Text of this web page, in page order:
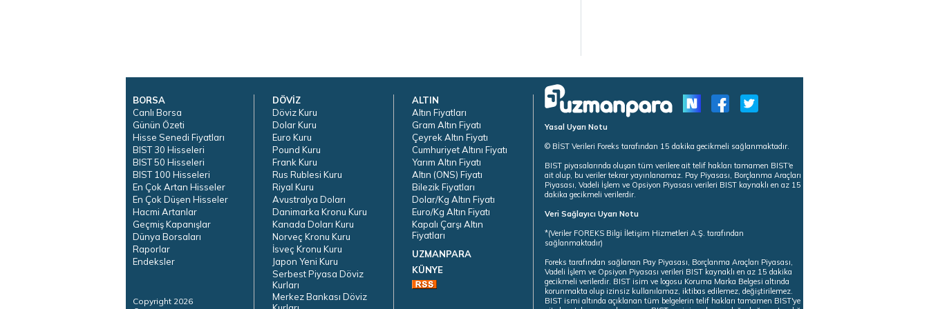
BORSA
Canlı Borsa
Günün Özeti
Hisse Senedi Fiyatları
BIST 30 Hisseleri
BIST 50 Hisseleri
BIST 100 Hisseleri
En Çok Artan Hisseler
En Çok Düşen Hisseler
Hacmi Artanlar
Geçmiş Kapanışlar
Dünya Borsaları
Raporlar
Endeksler
Copyright 2026
DÖVİZ
Döviz Kuru
Dolar Kuru
Euro Kuru
Pound Kuru
Frank Kuru
Rus Rublesi Kuru
Riyal Kuru
Avustralya Doları
Danimarka Kronu Kuru
Kanada Doları Kuru
Norveç Kronu Kuru
İsveç Kronu Kuru
Japon Yeni Kuru
Serbest Piyasa Döviz
Kurları
Merkez Bankası Döviz
ALTIN
Altın Fiyatları
Gram Altın Fiyatı
Çeyrek Altın Fiyatı
Cumhuriyet Altını Fiyatı
Yarım Altın Fiyatı
Altın (ONS) Fiyatı
Bilezik Fiyatları
Dolar/Kg Altın Fiyatı
Euro/Kg Altın Fiyatı
Kapalı Çarşı Altın
Fiyatları
UZMANPARA
KÜNYE
Yasal Uyarı Notu
© BİST Verileri Foreks tarafından 15 dakika gecikmeli sağlanmaktadır.
BIST piyasalarında oluşan tüm verilere ait telif hakları tamamen BIST'e
ait olup, bu veriler tekrar yayınlanamaz. Pay Piyasası, Borçlanma Araçları
Piyasası, Vadeli İşlem ve Opsiyon Piyasası verileri BIST kaynaklı en az 15
dakika gecikmeli verilerdir.
Veri Sağlayıcı Uyarı Notu
*(Veriler FOREKS Bilgi İletişim Hizmetleri A.Ş. tarafından
sağlanmaktadır)
Foreks tarafından sağlanan Pay Piyasası, Borçlanma Araçları Piyasası,
Vadeli İşlem ve Opsiyon Piyasası verileri BIST kaynaklı en az 15 dakika
gecikmeli verilerdir. BIST isim ve logosu Koruma Marka Belgesi altında
korunmakta olup izinsiz kullanılamaz, iktibas edilemez, değiştirilemez.
BIST ismi altında açıklanan tüm belgelerin telif hakları tamamen BIST'ye